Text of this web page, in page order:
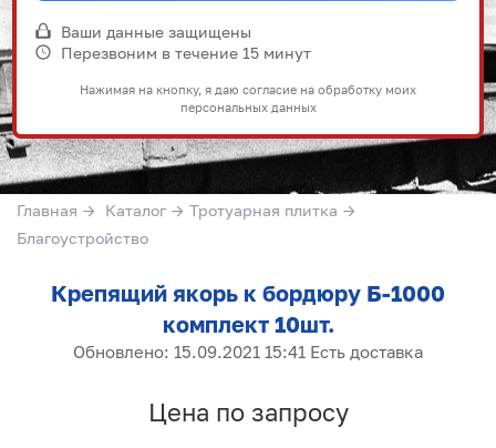
Ваши данные защищены
Перезвоним в течение 15 минут
Нажимая на кнопку, я даю согласие на обработку моих
персональных данных
Главная → Каталог → Тротуарная плитка →
Благоустройство
Крепящий якорь к бордюру Б-1000
комплект 10шт.
Обновлено: 15.09.2021 15:41 Есть доставка
Цена по запросу